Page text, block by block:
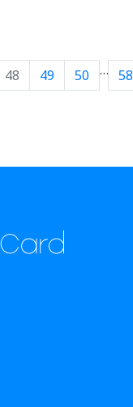
48 49 50 … 58